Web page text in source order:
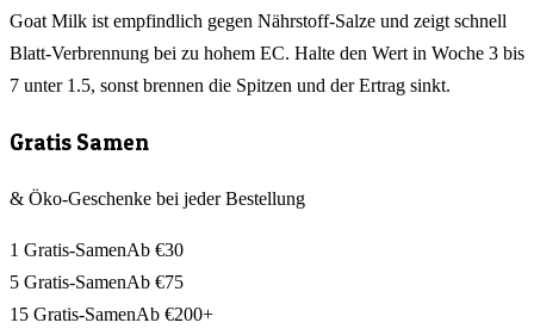
Goat Milk ist empfindlich gegen Nährstoff-Salze und zeigt schnell
Blatt-Verbrennung bei zu hohem EC. Halte den Wert in Woche 3 bis
7 unter 1.5, sonst brennen die Spitzen und der Ertrag sinkt.
Gratis Samen
& Öko-Geschenke bei jeder Bestellung
1 Gratis-SamenAb €30
5 Gratis-SamenAb €75
15 Gratis-SamenAb €200+